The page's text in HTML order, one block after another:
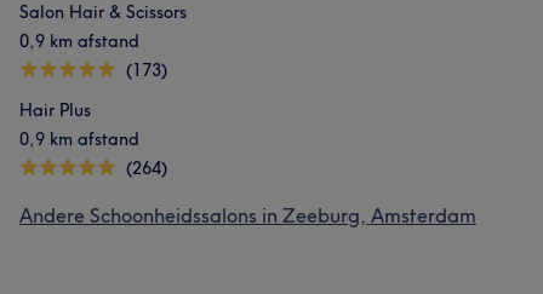
Salon Hair & Scissors
0,9 km afstand
(173)
Hair Plus
0,9 km afstand
(264)
Andere Schoonheidssalons in Zeeburg, Amsterdam